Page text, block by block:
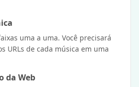
uma a uma. Você precisará
URLs de cada música em uma
da Web